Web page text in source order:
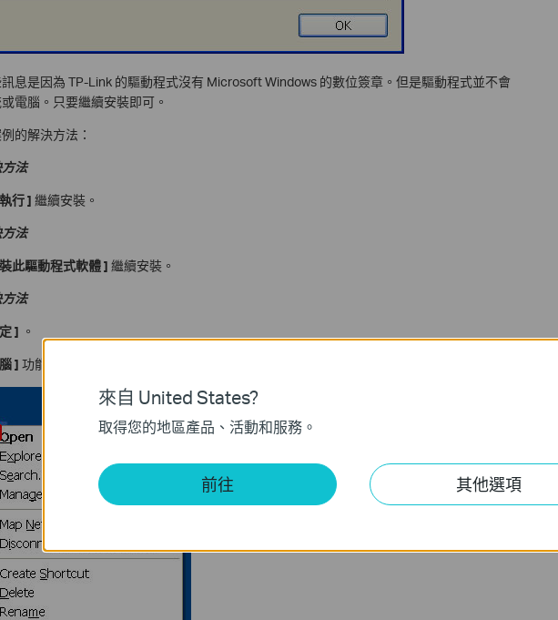
息是因為 TP-Link 的驅動程式沒有 Microsoft Windows 的數位簽章。但是驅動程式並不會
電腦。只要繼續安裝即可。
的解決方法：
法
行] 繼續安裝。
法
此驅動程式軟體] 繼續安裝。
法
] 。
] 功能表上按右鍵，然後前往
來自 United States?
取得您的地區產品、活動和服務。
前往 其他選項